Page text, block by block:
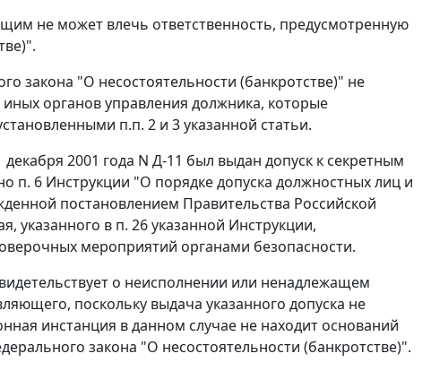
не может влечь ответственность, предусмотренную
закона "О несостоятельности (банкротстве)" не
органов управления должника, которые
п.п. 2 и 3указанной статьи.
2001 года N Д-11 был выдан допуск к секретным
п. 6 Инструкции "О порядке допуска должностных лиц и
постановлением Правительства Российской
указанного в п. 26указанной Инструкции,
мероприятий органами безопасности.
о неисполнении или ненадлежащем
поскольку выдача указанного допуска не
инстанция в данном случае не находит оснований
закона "О несостоятельности (банкротстве)".